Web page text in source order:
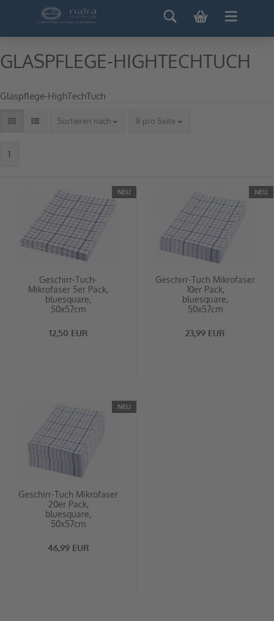
GLASPFLEGE-HIGHTECHTUCH
Glaspflege-HighTechTuch
Sortieren nach 8 pro Seite
1
NEU
Geschirr-Tuch-
Mikrofaser 5er Pack,
bluesquare,
50x57cm
12,50 EUR
NEU
Geschirr-Tuch Mikrofaser
10er Pack,
bluesquare,
50x57cm
23,99 EUR
NEU
Geschirr-Tuch Mikrofaser
20er Pack,
bluesquare,
50x57cm
46,99 EUR